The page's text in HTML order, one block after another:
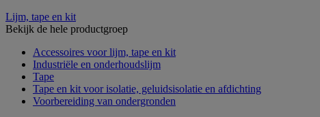
Lijm, tape en kit
Bekijk de hele productgroep
Accessoires voor lijm, tape en kit
Industriële en onderhoudslijm
Tape
Tape en kit voor isolatie, geluidsisolatie en afdichting
Voorbereiding van ondergronden